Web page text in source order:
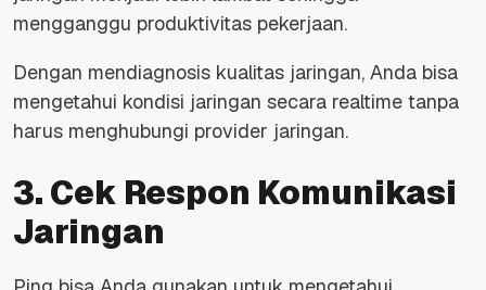
mengganggu produktivitas pekerjaan.
Dengan mendiagnosis kualitas jaringan, Anda bisa
mengetahui kondisi jaringan secara realtime tanpa
harus menghubungi provider jaringan.
3. Cek Respon Komunikasi
Jaringan